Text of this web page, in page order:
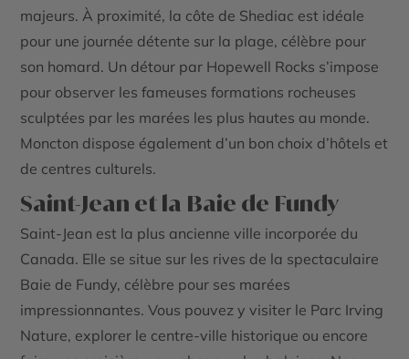
majeurs. À proximité, la côte de Shediac est idéale
pour une journée détente sur la plage, célèbre pour
son homard. Un détour par Hopewell Rocks s’impose
pour observer les fameuses formations rocheuses
sculptées par les marées les plus hautes au monde.
Moncton dispose également d’un bon choix d’hôtels et
de centres culturels.
Saint-Jean et la Baie de Fundy
Saint-Jean est la plus ancienne ville incorporée du
Canada. Elle se situe sur les rives de la spectaculaire
Baie de Fundy, célèbre pour ses marées
impressionnantes. Vous pouvez y visiter le Parc Irving
Nature, explorer le centre-ville historique ou encore